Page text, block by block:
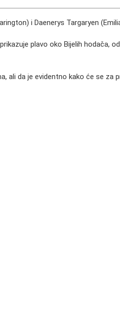
i Daenerys Targaryen
plavo oko Bijelih hodača,
ali da je evidentno kako će se